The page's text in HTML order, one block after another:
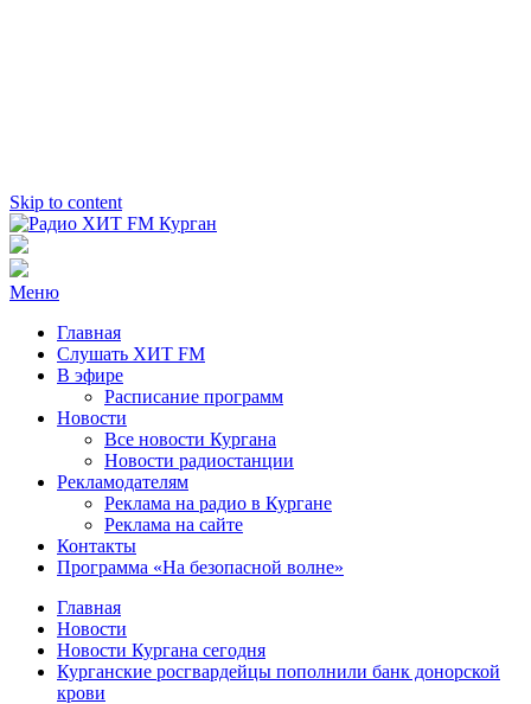
Skip to content
Радио ХИТ FM Курган
103.2 FM
Меню
Главная
Слушать ХИТ FM
В эфире
Расписание программ
Новости
Все новости Кургана
Новости радиостанции
Рекламодателям
Реклама на радио в Кургане
Реклама на сайте
Контакты
Программа «На безопасной волне»
Главная
Новости
Новости Кургана сегодня
Курганские росгвардейцы пополнили банк донорской
крови